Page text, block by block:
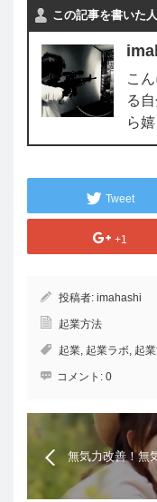
この記事を書いた人
こ
る
ら
Tweet
+1
投稿者: imahashi
起業方法
起業, 起業ラボ, 起
コメント: 0
無気力改善！無